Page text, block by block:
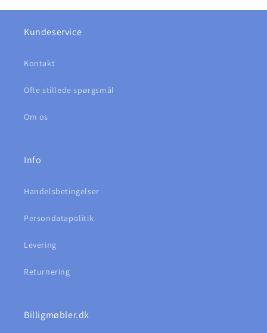
Kundeservice
Kontakt
Ofte stillede spørgsmål
Om os
Info
Handelsbetingelser
Persondatapolitik
Levering
Returnering
Billigmøbler.dk